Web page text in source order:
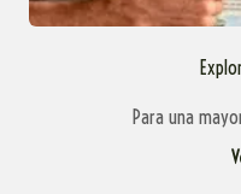
Para una